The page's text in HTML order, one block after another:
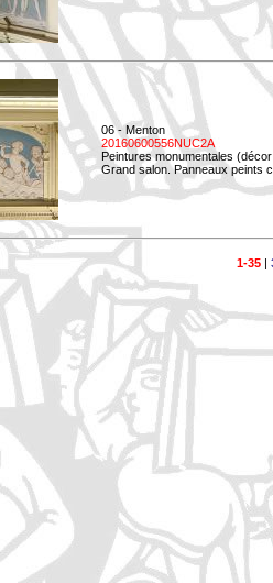
06 - Menton
20160600556NUC2A
Peintures monumentales
Grand salon. Panneaux peints
1-35|